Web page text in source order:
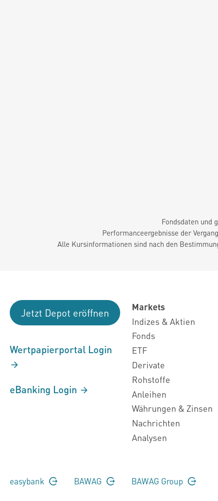
Fondsdaten und
Performanceergebnisse der
Alle Kursinformationen sind nach den
Jetzt Depot eröffnen
Wertpapierportal Login
eBanking Login
Markets
Indizes & Aktien
Fonds
ETF
Derivate
Rohstoffe
Anleihen
Währungen & Zinsen
Nachrichten
Analysen
easybank BAWAG BAWAG Group